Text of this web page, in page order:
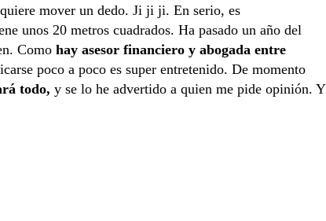
mover un dedo. Ji ji ji. En serio, es
unos 20 metros cuadrados. Ha pasado un año del
Como hay asesor financiero y abogada entre
poco a poco es super entretenido. De momento
todo, y se lo he advertido a quien me pide opinión. Y